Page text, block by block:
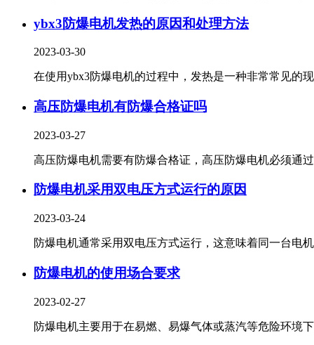
ybx3防爆电机发热的原因和处理方法
2023-03-30
在使用ybx3防爆电机的过程中，发热是一种非常常见的
高压防爆电机有防爆合格证吗
2023-03-27
高压防爆电机需要有防爆合格证，高压防爆电机必须通
防爆电机采用双电压方式运行的原因
2023-03-24
防爆电机通常采用双电压方式运行，这意味着同一台电
防爆电机的使用场合要求
2023-02-27
防爆电机主要用于在易燃、易爆气体或蒸汽等危险环境